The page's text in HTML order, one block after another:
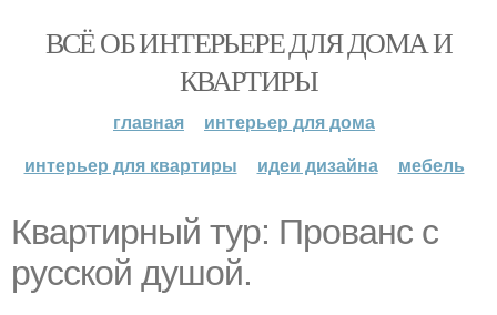
ВСЁ ОБ ИНТЕРЬЕРЕ ДЛЯ ДОМА И
КВАРТИРЫ
главная
интерьер для дома
интерьер для квартиры
идеи дизайна мебель
Квартирный тур: Прованс с
русской душой.